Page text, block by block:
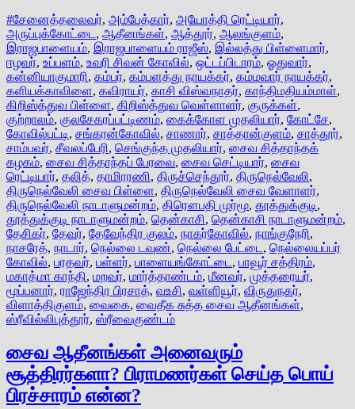
#சேனைத்தலைவர், அம்பேத்கார், அயோத்தி ரெட்டியார்,
அருப்புக்கோட்டை , ஆதீனங்கள், ஆத்தூர், ஆலங்குளம்,
இராஜபாளையம், இராஜபாளையம் ராஜீஸ், இல்லத்து பிள்ளைமார்,
ஈழவர், உப்பளம், உவரி சிவன் கோவில், ஒட்டப்பிடாரம், ஓதுவார்,
கன்னியாகுமாரி, கம்பர், கம்பளத்து நாயக்கர், கம்மவார் நாயக்கர்,
களியக்காவிளை, கவிராயர், காசி விஸ்வநாதர், காந்திமதியம்மாள்,
கிறிஸ்த்துவ பிள்ளை, கிறிஸ்த்துவ வெள்ளாளர், குருக்கள்,
குற்றாலம், குலசேகரப்பட்டிணம், கைக்கோள முதலியார், கோட்சே,
கோவில்பட்டி, சங்கரன்கோவில், சாணார், சாத்தான்குளம், சாத்தூர்,
சாம்பவர், சீவலப்பேரி, செங்குந்த முதலியார், சைவ சித்தாந்தக்
கழகம், சைவ சித்தாந்தப் பேரவை, சைவ செட்டியார், சைவ
ரெட்டியார், தலித், தாமிரரணி, திருச்செந்தூர், திருநெல்வேலி,
திருநெல்வேலி சைவ பிள்ளை, திருநெல்வேலி சைவ வேளாளர்,
திருநெல்வேலி நாடாளுமன்றம், திரௌபதி முர்மூ, தூத்துக்குடி,
தூத்துக்குடி நாடாளுமன்றம், தென்காசி, தென்காசி நாடாளுமன்றம்,
தேசிகர், தேவர், தேவேந்திர குலம், நாகர்கோவில், நாங்குநேரி,
நாசரேத், நாடார், நெல்லை டவுண், நெல்லை பேட்டை , நெல்லையப்பர்
கோவில், பரதவர், பள்ளர், பாளையங்கோட்டை , பாவூர் சத்திரம்,
மகாத்மா காந்தி, மறவர், மார்த்தாண்டம், மீனவர், முத்தரையர்,
மூப்பனார், ராஜேந்திர பிரசாத், வஉசி, வள்ளியூர், விருதுநகர்,
விளாத்திகுளம், வைகை, வைதீக சுத்த சைவ ஆதீனங்கள்,
ஸ்ரீவில்லிபுத்தூர், ஸ்ரீவைகுண்டம்
சைவ ஆதீனங்கள் அனைவரும்
சூத்திரர்களா? பிராமணர்கள் செய்த பொய்
பிரச்சாரம் என்ன?